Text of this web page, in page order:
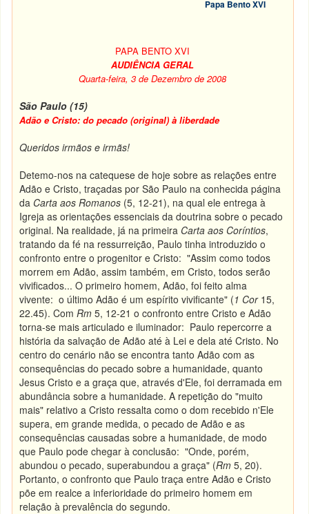
Papa Bento XVI
PAPA BENTO XVI
AUDIÊNCIA GERAL
Quarta-feira, 3 de Dezembro de 2008
São Paulo (15)
Adão e Cristo: do pecado (original) à liberdade
Queridos irmãos e irmãs!
Detemo-nos na catequese de hoje sobre as relações entre
Adão e Cristo, traçadas por São Paulo na conhecida página
da Carta aos Romanos (5, 12-21), na qual ele entrega à
Igreja as orientações essenciais da doutrina sobre o pecado
original. Na realidade, já na primeira Carta aos Coríntios,
tratando da fé na ressurreição, Paulo tinha introduzido o
confronto entre o progenitor e Cristo: "Assim como todos
morrem em Adão, assim também, em Cristo, todos serão
vivificados... O primeiro homem, Adão, foi feito alma
vivente: o último Adão é um espírito vivificante" (1 Cor15,
22.45). ComRm 5, 12-21 o confronto entre Cristo e Adão
torna-se mais articulado e iluminador: Paulo repercorre a
história da salvação de Adão até à Lei e dela até Cristo. No
centro do cenário não se encontra tanto Adão com as
consequências do pecado sobre a humanidade, quanto
Jesus Cristo e a graça que, através d'Ele, foi derramada em
abundância sobre a humanidade. A repetição do "muito
mais" relativo a Cristo ressalta como o dom recebido n'Ele
supera, em grande medida, o pecado de Adão e as
consequências causadas sobre a humanidade, de modo
que Paulo pode chegar à conclusão: "Onde, porém,
abundou o pecado, superabundou a graça" (Rm 5, 20).
Portanto, o confronto que Paulo traça entre Adão e Cristo
põe em realce a inferioridade do primeiro homem em
relação à prevalência do segundo.